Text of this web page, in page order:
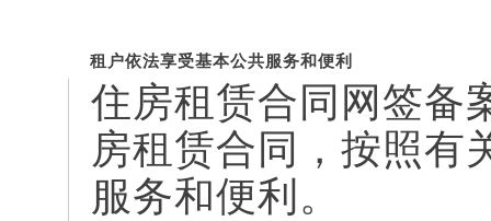
租户依法享受基本公共服务和便利
住房租赁合同网签备
房租赁合同，按照有
服务和便利。